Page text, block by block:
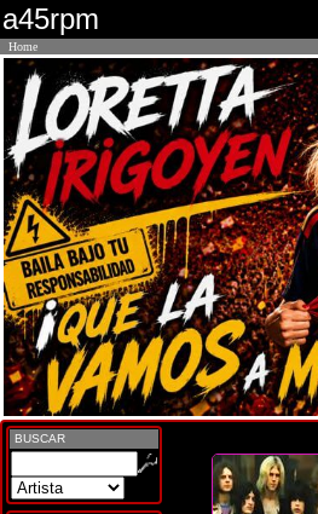
a45rpm
Home
BUSCAR